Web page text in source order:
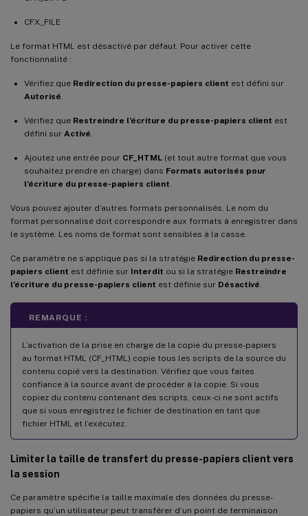
CFX_FILE
Le format HTML est désactivé par défaut. Pour activer cette
fonctionnalité :
Vérifiez que Redirection du presse-papiers client est défini sur
Autorisé
Vérifiez que Restreindre l’écriture du presse-papiers client est
défini sur Activé
Ajoutez une entrée pour CF_HTML (et tout autre format que vous
souhaitez prendre en charge) dans Formats autorisés pour
l’écriture du presse-papiers client
Vous pouvez ajouter d’autres formats personnalisés. Le nom du
format personnalisé doit correspondre aux formats à enregistrer dans
le système. Les noms de format sont sensibles à la casse.
Ce paramètre ne s’applique pas si la stratégie Redirection du presse-
papiers client est définie sur Interdit ou si la stratégie Restreindre
l’écriture du presse-papiers client est définie sur Désactivé
REMARQUE :
L’activation de la prise en charge de la copie du presse-papiers
au format HTML (CF_HTML) copie tous les scripts de la source du
contenu copié vers la destination. Vérifiez que vous faites
confiance à la source avant de procéder à la copie. Si vous
copiez du contenu contenant des scripts, ceux-ci ne sont actifs
que si vous enregistrez le fichier de destination en tant que
fichier HTML et l’exécutez.
Limiter la taille de transfert du presse-papiers client vers
la session
Ce paramètre spécifie la taille maximale des données du presse-
papiers qu’un utilisateur peut transférer d’un point de terminaison